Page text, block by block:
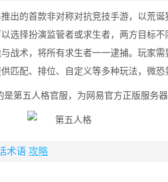
出的首款非对称对抗竞技手游，以荒
选择扮演监管者或求生者，两方目标
战术，将所有求生者一一逮捕。玩家需
匹配、排位、自定义等多种玩法，微恐
是第五人格官服，为网易官方正版服务
术语 攻略